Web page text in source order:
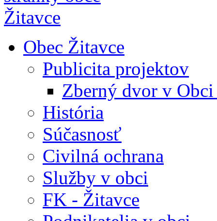
Obec Žitavce
Publicita projektov
Zberný dvor v
História
Súčasnosť
Civilná ochrana
Služby v obci
FK - Žitavce